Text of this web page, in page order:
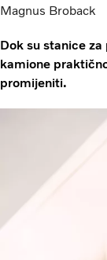
Magnus Broback
Dok su stanice
kamione
promijeniti.